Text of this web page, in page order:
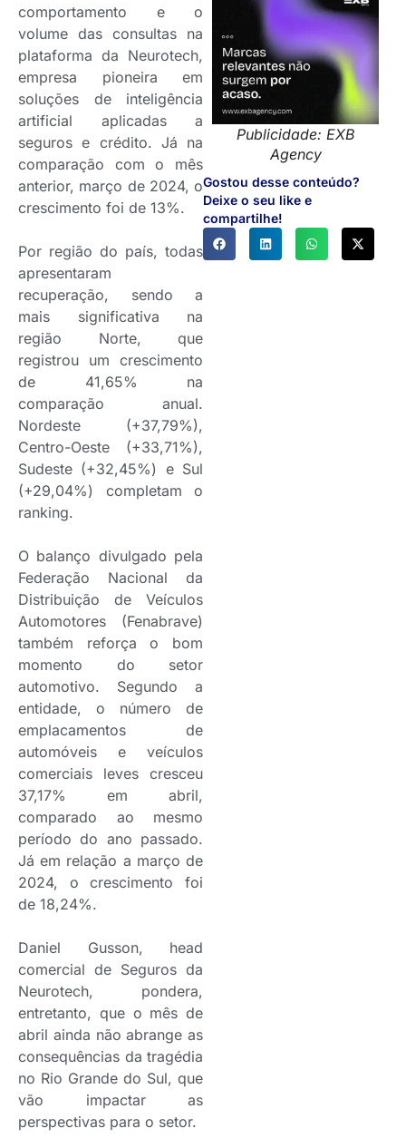
Publicidade: EXB
Agency
Gostou desse conteúdo?
Deixe o seu like e
compartilhe!
comportamento e o
volume das consultas na
plataforma da Neurotech,
empresa pioneira em
soluções de inteligência
artificial aplicadas a
seguros e crédito. Já na
comparação com o mês
anterior, março de 2024, o
crescimento foi de 13%.
Por região do país, todas
apresentaram
recuperação, sendo a
mais significativa na
região Norte, que
registrou um crescimento
de 41,65% na
comparação anual.
Nordeste (+37,79%),
Centro-Oeste (+33,71%),
Sudeste (+32,45%) e Sul
(+29,04%) completam o
ranking.
O balanço divulgado pela
Federação Nacional da
Distribuição de Veículos
Automotores (Fenabrave)
também reforça o bom
momento do setor
automotivo. Segundo a
entidade, o número de
emplacamentos de
automóveis e veículos
comerciais leves cresceu
37,17% em abril,
comparado ao mesmo
período do ano passado.
Já em relação a março de
2024, o crescimento foi
de 18,24%.
Daniel Gusson, head
comercial de Seguros da
Neurotech, pondera,
entretanto, que o mês de
abril ainda não abrange as
consequências da tragédia
no Rio Grande do Sul, que
vão impactar as
perspectivas para o setor.